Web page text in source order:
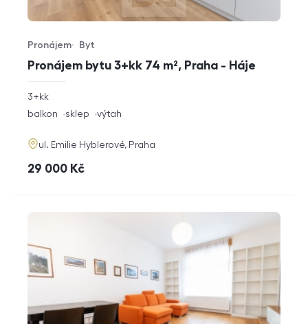
Pronájem bytu 3+kk 74 m², Praha - Háje
Typ nabídky
Pronájem
Typ nemovitosti
Byt
rozměry
3+kk
funkce
balkon sklep výtah
adresa
ul. Emilie Hyblerové, Praha
cena
29 000 Kč